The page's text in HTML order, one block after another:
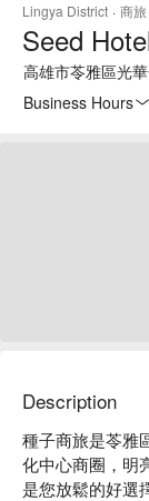
Lingya District · 商
Seed
高雄市苓雅區光
Business Hours
Description
種子商旅是苓雅
化中心商圈，明
是您放鬆的好選